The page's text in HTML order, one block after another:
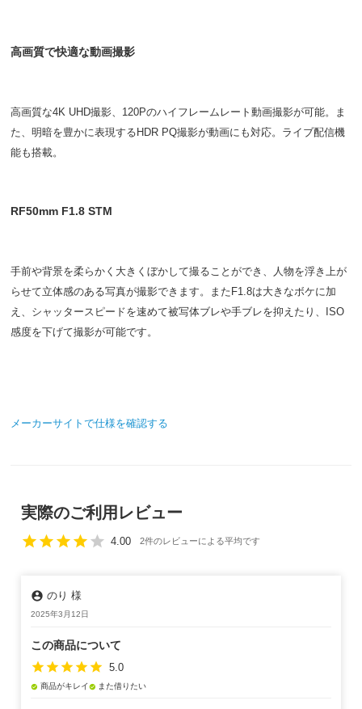
高画質で快適な動画撮影
高画質な4K UHD撮影、120Pのハイフレームレート動画撮影が可能。ま
た、明暗を豊かに表現するHDR PQ撮影が動画にも対応。ライブ配信機
能も搭載。
RF50mm F1.8 STM
手前や背景を柔らかく大きくぼかして撮ることができ、人物を浮き上が
らせて立体感のある写真が撮影できます。またF1.8は大きなボケに加
え、シャッタースピードを速めて被写体ブレや手ブレを抑えたり、ISO
感度を下げて撮影が可能です。
メーカーサイトで仕様を確認する
実際のご利用レビュー
starstarstarstarstar 4.00 2件のレビューによる平均です
account_circle のり 様
2025年3月12日
この商品について
star star star star star 5.0
check_circle 商品がキレイ check_circle また借りたい